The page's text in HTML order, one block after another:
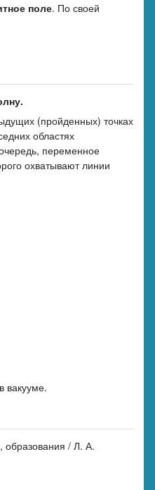
поле. По своей
(пройденных) точках
областях
переменное
охватывают линии
вакууме.
образования / Л. А.